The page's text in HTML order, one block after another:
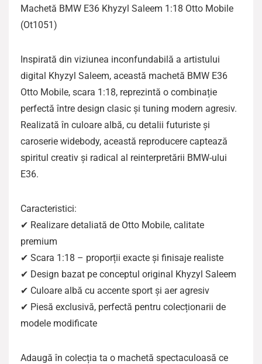
Machetă BMW E36 Khyzyl Saleem 1:18 Otto Mobile
(Ot1051)
Inspirată din viziunea inconfundabilă a artistului
digital Khyzyl Saleem, această machetă BMW E36
Otto Mobile, scara 1:18, reprezintă o combinație
perfectă între design clasic și tuning modern agresiv.
Realizată în culoare albă, cu detalii futuriste și
caroserie widebody, această reproducere captează
spiritul creativ și radical al reinterpretării BMW-ului
E36.
Caracteristici:
✔ Realizare detaliată de Otto Mobile, calitate
premium
✔ Scara 1:18 – proporții exacte și finisaje realiste
✔ Design bazat pe conceptul original Khyzyl Saleem
✔ Culoare albă cu accente sport și aer agresiv
✔ Piesă exclusivă, perfectă pentru colecționarii de
modele modificate
Adaugă în colecția ta o machetă spectaculoasă ce